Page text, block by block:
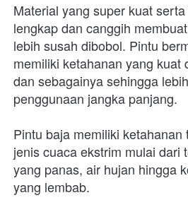
Material yang super kuat
lengkap dan canggih
lebih susah dibobol. Pintu
memiliki ketahanan yang kuat
dan sebagainya sehingga
penggunaan jangka panjang.
Pintu baja memiliki ketahanan
jenis cuaca ekstrim mulai dari
yang panas, air hujan hingga
yang lembab.